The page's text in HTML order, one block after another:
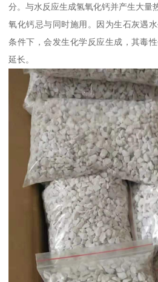
分。与水反应生成氢氧化钙并产生大量
氧化钙忌与同时施用。因为生石灰遇
条件下，会发生化学反应生成，其毒
延长。